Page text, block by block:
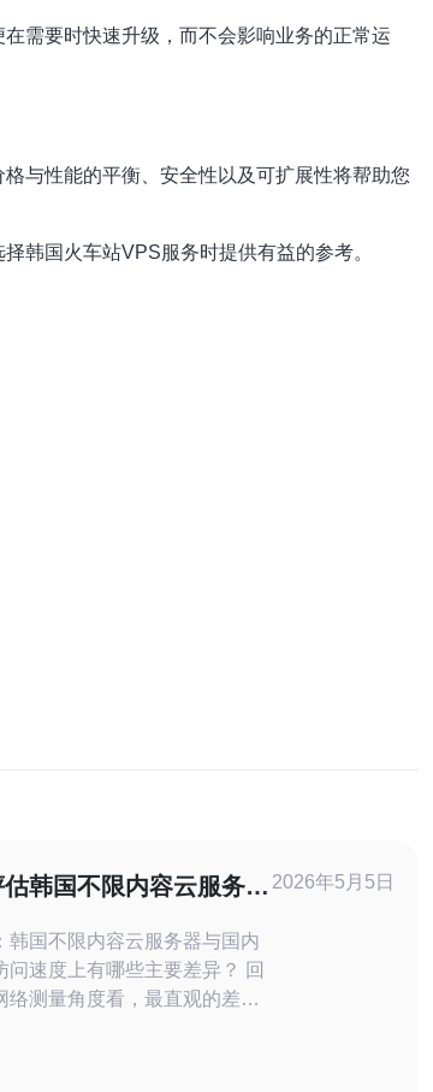
需要时快速升级，而不会影响业务的正常运
与性能的平衡、安全性以及可扩展性将帮助您
韩国火车站VPS服务时提供有益的参考。
韩国不限内容云服务器
韩国不限内容云服务器与国内
问速度上有哪些主要差异？ 回
络测量角度看，最直观的差异
2026年5月5日